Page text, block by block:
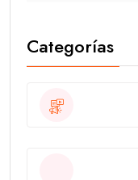
Categorías